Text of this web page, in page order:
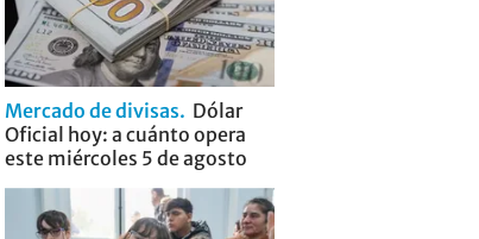
Mercado de divisas
Dólar
Oficial hoy: a cuánto opera
este miércoles 5 de agosto